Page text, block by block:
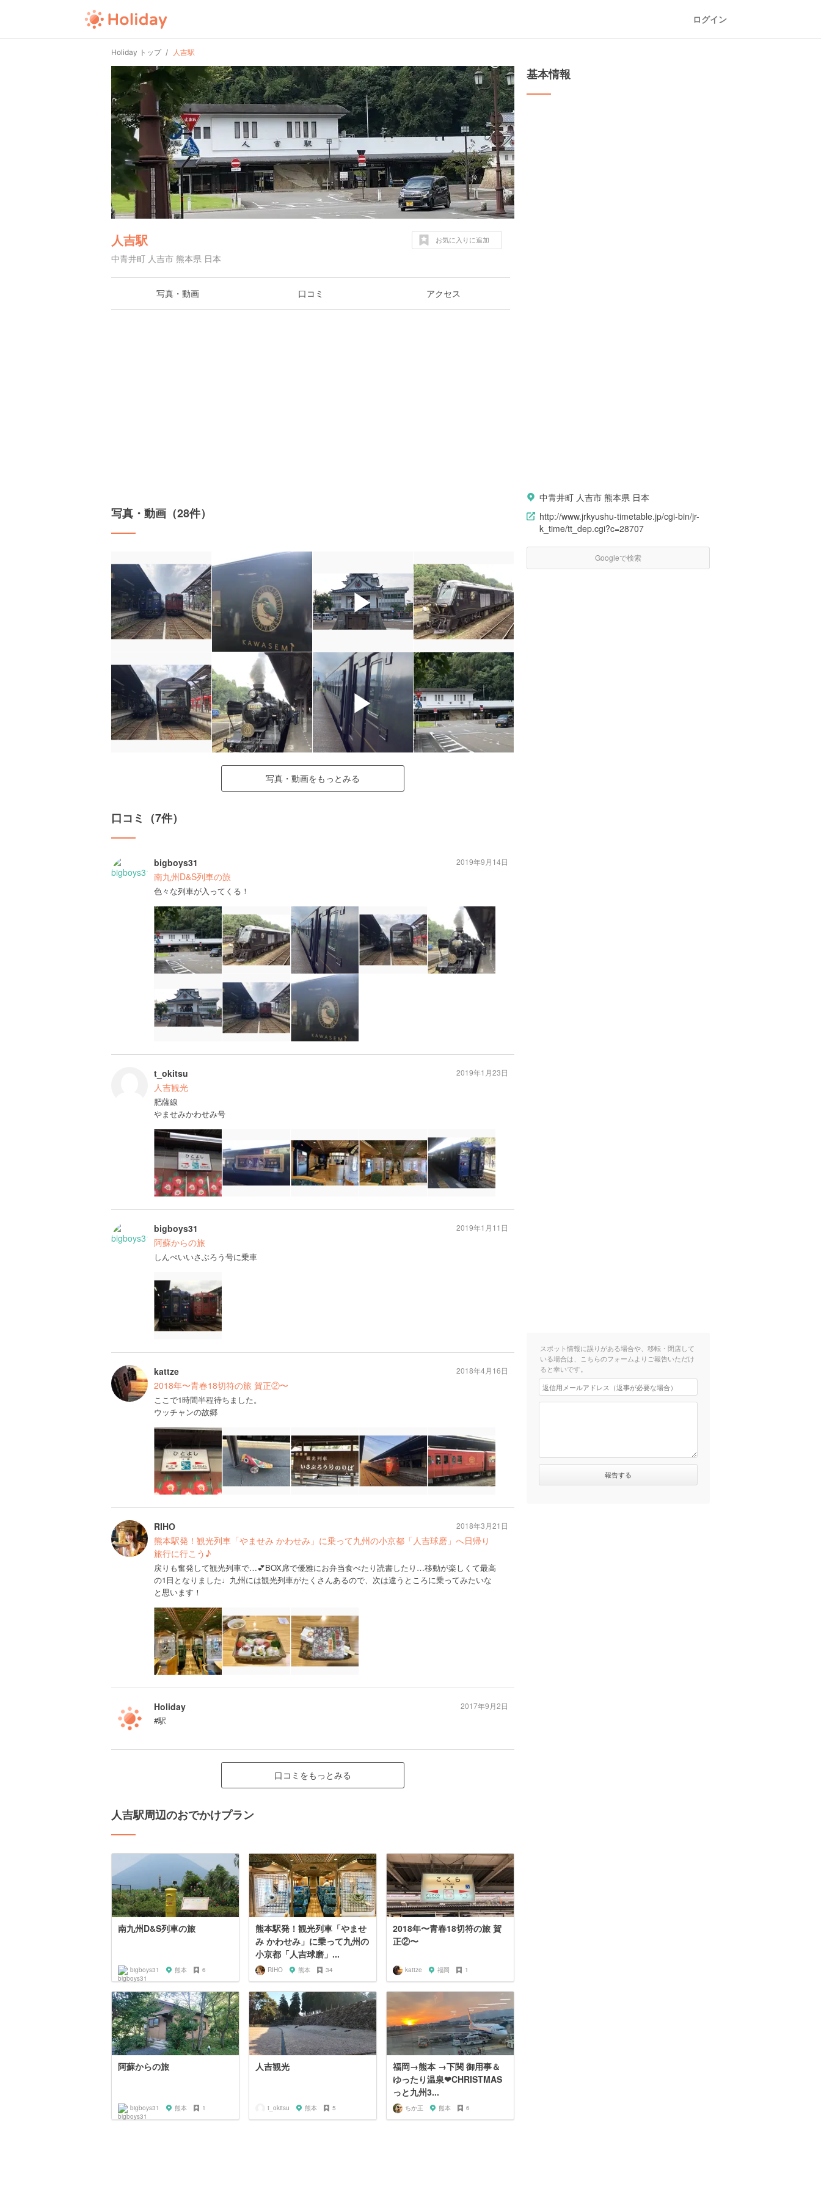
ログイン
Holiday トップ 人吉駅
人吉駅
中青井町 人吉市 熊本県 日本
お気に入りに追加
写真・動画 口コミ アクセス
写真・動画（28件）
▶
▶
写真・動画をもっとみる
口コミ（7件）
bigboys31
南九州D&S列車の旅
色々な列車が入ってくる！
2019年9月14日
t_okitsu
人吉観光
肥薩線
やませみかわせみ号
2019年1月23日
bigboys31
阿蘇からの旅
しんぺいいさぶろう号に乗車
2019年1月11日
kattze
2018年〜青春18切符の旅 賀正②〜
ここで1時間半程待ちました。
ウッチャンの故郷
2018年4月16日
RIHO
熊本駅発！観光列車「やませみ かわせみ」に乗って九州の小京都「人吉球磨」へ日帰り
旅行に行こう♪
戻りも奮発して観光列車で…💕BOX席で優雅にお弁当食べたり読書したり…移動が楽しくて最高
の1日となりました♩九州には観光列車がたくさんあるので、次は違うところに乗ってみたいな
と思います！
2018年3月21日
Holiday
#駅
2017年9月2日
口コミをもっとみる
人吉駅周辺のおでかけプラン
南九州D&S列車の旅
bigboys31 熊本 6
熊本駅発！観光列車「やませ
み かわせみ」に乗って九州の
小京都「人吉球磨」...
RIHO 熊本 34
2018年〜青春18切符の旅 賀
正②〜
kattze 福岡 1
阿蘇からの旅
bigboys31 熊本 1
人吉観光
t_okitsu 熊本 5
福岡→熊本 →下関 御用事＆
ゆったり温泉❤CHRISTMAS
っと九州3...
ちか王 熊本 6
基本情報
中青井町 人吉市 熊本県 日本
http://www.jrkyushu-timetable.jp/cgi-bin/jr-
k_time/tt_dep.cgi?c=28707
Googleで検索
スポット情報に誤りがある場合や、移転・閉店して
いる場合は、こちらのフォームよりご報告いただけ
ると幸いです。